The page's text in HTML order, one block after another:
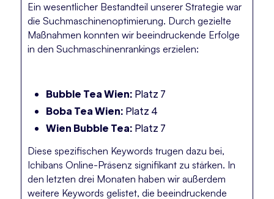
Ein wesentlicher Bestandteil unserer Strategie war
die Suchmaschinenoptimierung. Durch gezielte
Maßnahmen konnten wir beeindruckende Erfolge
in den Suchmaschinenrankings erzielen:
Bubble Tea Wien: Platz 7
Boba Tea Wien: Platz 4
Wien Bubble Tea: Platz 7
Diese spezifischen Keywords trugen dazu bei,
Ichibans Online-Präsenz signifikant zu stärken. In
den letzten drei Monaten haben wir außerdem
weitere Keywords gelistet, die beeindruckende